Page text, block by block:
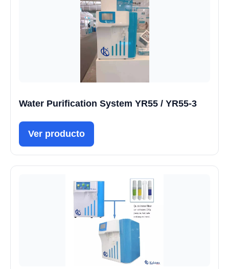
Water Purification System YR55 / YR55-3
Ver producto